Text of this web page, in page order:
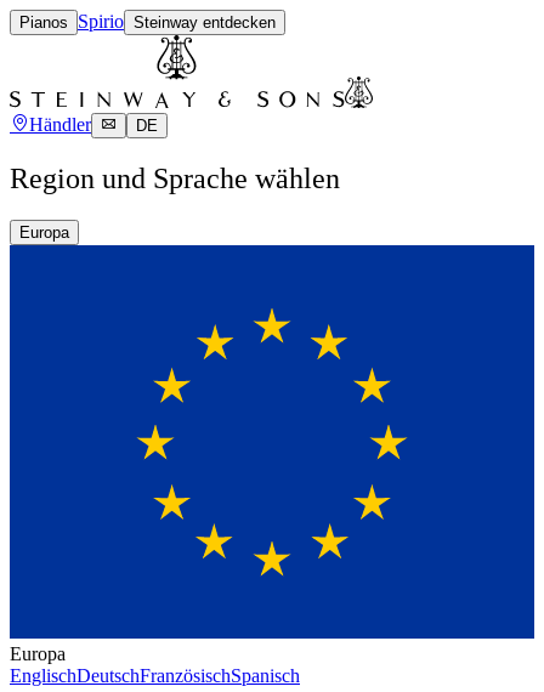
Pianos Spirio Steinway entdecken
Händler DE
Region und Sprache wählen
Europa
Europa
EnglischDeutschFranzösischSpanisch